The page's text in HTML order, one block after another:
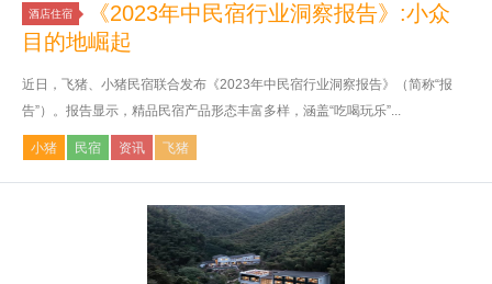
酒店住宿
《2023年中民宿行业洞察报告》:小众
目的地崛起
近日，飞猪、小猪民宿联合发布《2023年中民宿行业洞察报告》（简称“报
告”）。报告显示，精品民宿产品形态丰富多样，涵盖“吃喝玩乐”...
小猪 民宿 资讯 飞猪